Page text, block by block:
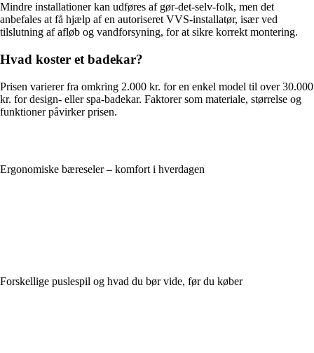
Mindre installationer kan udføres af gør-det-selv-folk, men det
anbefales at få hjælp af en autoriseret VVS-installatør, især ved
tilslutning af afløb og vandforsyning, for at sikre korrekt montering.
Hvad koster et badekar?
Prisen varierer fra omkring 2.000 kr. for en enkel model til over 30.000
kr. for design- eller spa-badekar. Faktorer som materiale, størrelse og
funktioner påvirker prisen.
Ergonomiske bæreseler – komfort i hverdagen
Forskellige puslespil og hvad du bør vide, før du køber